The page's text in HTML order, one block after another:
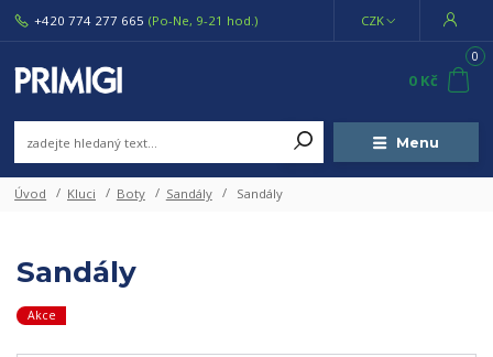
Menu
CZK
+420 774 277 665 (Po-Ne, 9-21 hod.)
0
0 Kč
Úvod Kluci Boty Sandály Sandály
Sandály
Akce